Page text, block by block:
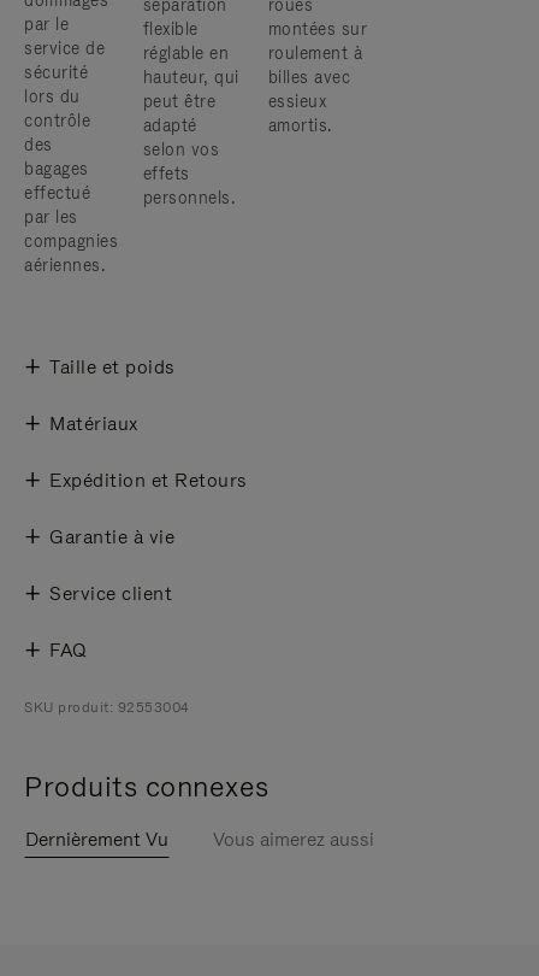
par le
service de
sécurité
lors du
contrôle
des
bagages
effectué
par les
compagnies
aériennes.
séparation
flexible
réglable en
hauteur, qui
peut être
adapté
selon vos
effets
personnels.
roues
montées sur
roulement à
billes avec
essieux
amortis.
Taille et poids
Matériaux
Expédition et Retours
Garantie à vie
Service client
FAQ
SKU produit: 92553004
Produits connexes
Dernièrement Vu Vous aimerez aussi